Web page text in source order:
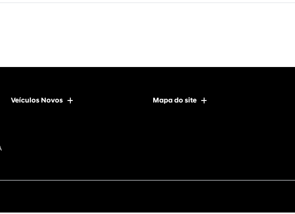
Veículos Novos Mapa do site